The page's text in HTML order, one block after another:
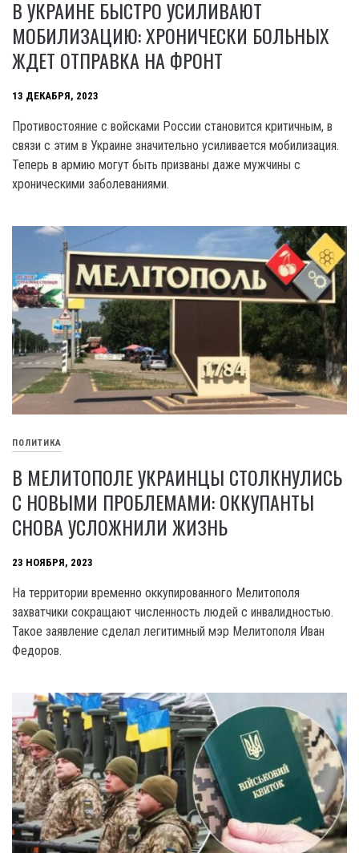
В УКРАИНЕ БЫСТРО УСИЛИВАЮТ
МОБИЛИЗАЦИЮ: ХРОНИЧЕСКИ БОЛЬНЫХ
ЖДЕТ ОТПРАВКА НА ФРОНТ
13 ДЕКАБРЯ, 2023
Противостояние с войсками России становится критичным, в
связи с этим в Украине значительно усиливается мобилизация.
Теперь в армию могут быть призваны даже мужчины с
хроническими заболеваниями.
ПОЛИТИКА
В МЕЛИТОПОЛЕ УКРАИНЦЫ СТОЛКНУЛИСЬ
С НОВЫМИ ПРОБЛЕМАМИ: ОККУПАНТЫ
СНОВА УСЛОЖНИЛИ ЖИЗНЬ
23 НОЯБРЯ, 2023
На территории временно оккупированного Мелитополя
захватчики сокращают численность людей с инвалидностью.
Такое заявление сделал легитимный мэр Мелитополя Иван
Федоров.